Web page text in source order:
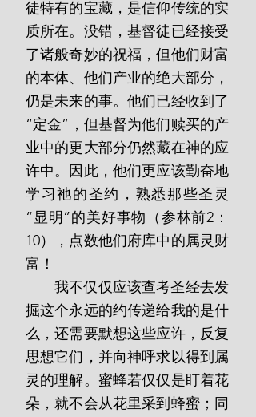
徒特有的宝藏，是信仰传统的实
质所在。没错，基督徒已经接受
了诸般奇妙的祝福，但他们财富
的本体、他们产业的绝大部分，
仍是未来的事。他们已经收到了
“定金”，但基督为他们赎买的产
业中的更大部分仍然藏在神的应
许中。因此，他们更应该勤奋地
学习祂的圣约，熟悉那些圣灵
“显明”的美好事物（参林前2：
10），点数他们府库中的属灵财
富！
       我不仅仅应该查考圣经去发
掘这个永远的约传递给我的是什
么，还需要默想这些应许，反复
思想它们，并向神呼求以得到属
灵的理解。蜜蜂若仅仅是盯着花
朵，就不会从花里采到蜂蜜；同